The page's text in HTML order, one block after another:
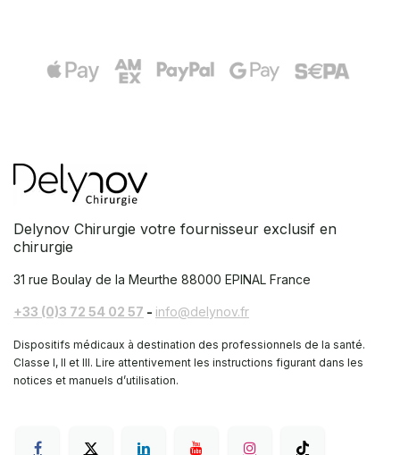
Delynov Chirurgie votre fournisseur exclusif en
chirurgie
31 rue Boulay de la Meurthe 88000 EPINAL France
+33 (0)3 72 54 02 57 - info@delynov.fr
Dispositifs médicaux à destination des professionnels de la santé.
Classe I, II et III. Lire attentivement les instructions figurant dans les
notices et manuels d’utilisation.